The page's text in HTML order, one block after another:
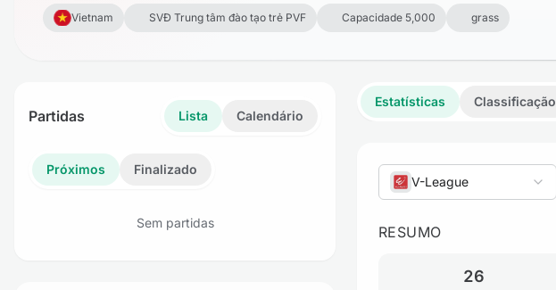
Vietnam SVĐ Trung tâm đào tạo trẻ PVF Capacidade 5,000 grass
Partidas Lista Calendário
Próximos Finalizado
Sem partidas
Estatísticas Classificação
V-League
RESUMO
26